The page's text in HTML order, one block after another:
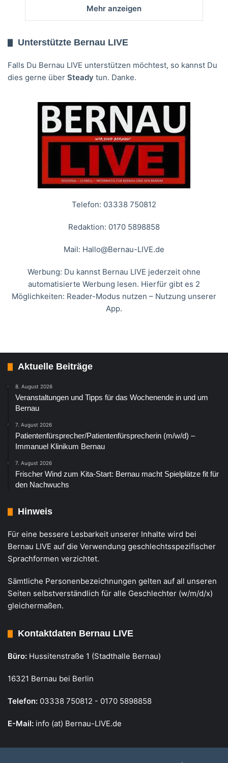
Mehr anzeigen
Unterstützte Bernau LIVE
Falls Du Bernau LIVE unterstützen möchtest, so kannst Du
dies gerne über Steady tun. Danke.
Telefon: 03338 750812
Redaktion: 0170 5898858
Mail: Hallo@Bernau-LIVE.de
Werbung: Du kannst Bernau LIVE jederzeit ohne
automatisierte Werbung lesen. Hierfür gibt es 2
Möglichkeiten: Reader-Modus nutzen – Nutzung unserer
App.
Aktuelle Beiträge
8. August 2026
Veranstaltungen und Tipps für das Wochenende in und um
Bernau
7. August 2026
Patientenfürsprecher/Patientenfürsprecherin (m/w/d) –
Immanuel Klinikum Bernau
7. August 2026
Frischer Wind zum Kita-Start: Bernau macht Spielplätze fit für
den Nachwuchs
Hinweis
Für eine bessere Lesbarkeit unserer Inhalte wird bei
Bernau LIVE auf die Verwendung geschlechtsspezifischer
Sprachformen verzichtet.
Sämtliche Personenbezeichnungen gelten auf all unseren
Seiten selbstverständlich für alle Geschlechter (w/m/d/x)
gleichermaßen.
Kontaktdaten Bernau LIVE
Büro: Hussitenstraße 1 (Stadthalle Bernau)
16321 Bernau bei Berlin
Telefon: 03338 750812 - 0170 5898858
E-Mail: info (at) Bernau-LIVE.de